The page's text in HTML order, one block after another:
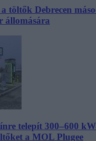
töltők Debrecen
állomására
telepít 300–600
a MOL Plugee